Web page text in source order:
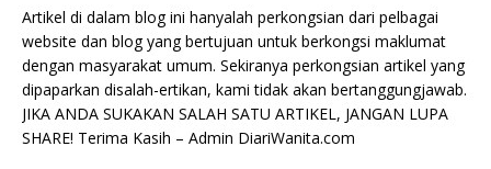
Artikel di dalam blog ini hanyalah perkongsian dari pelbagai
website dan blog yang bertujuan untuk berkongsi maklumat
dengan masyarakat umum. Sekiranya perkongsian artikel yang
dipaparkan disalah-ertikan, kami tidak akan bertanggungjawab.
JIKA ANDA SUKAKAN SALAH SATU ARTIKEL, JANGAN LUPA
SHARE! Terima Kasih – Admin DiariWanita.com